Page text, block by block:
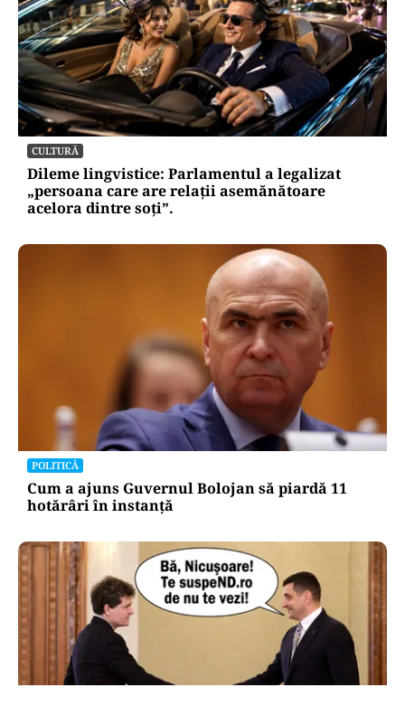
CULTURĂ
Dileme lingvistice: Parlamentul a legalizat
„persoana care are relații asemănătoare
acelora dintre soți”.
POLITICĂ
Cum a ajuns Guvernul Bolojan să piardă 11
hotărâri în instanță